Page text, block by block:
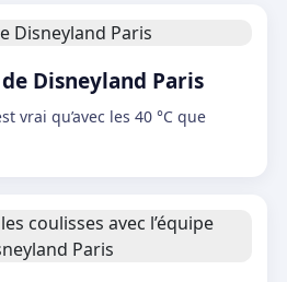
Disneyland Paris
vrai qu’avec les 40 °C que